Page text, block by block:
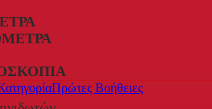
Πρώτες Βοήθειες